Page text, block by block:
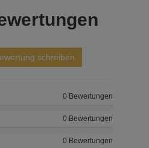
schreiben
0 Bewertungen
0 Bewertungen
0 Bewertungen